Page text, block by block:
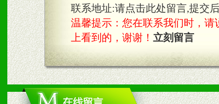
3、根据地方实际情况提供
具。
四、市场操作及支持
1、根据区域市场协助制定
联系地址:请点击此处留言,提交
温馨提示：您在联系我们时，请
上看到的，谢谢！ 立刻留言